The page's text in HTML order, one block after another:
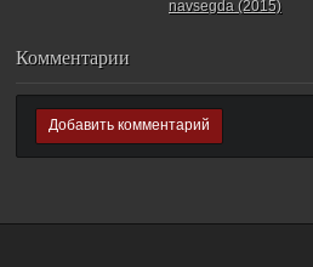
navsegda (2015)
Комментарии
Добавить комментарий